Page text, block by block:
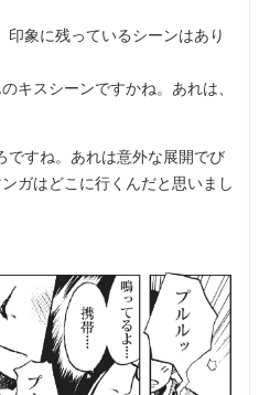
象に残っているシーンはあり
キスシーンですかね。あれは、
すね。あれは意外な展開でび
ガはどこに行くんだと思いまし